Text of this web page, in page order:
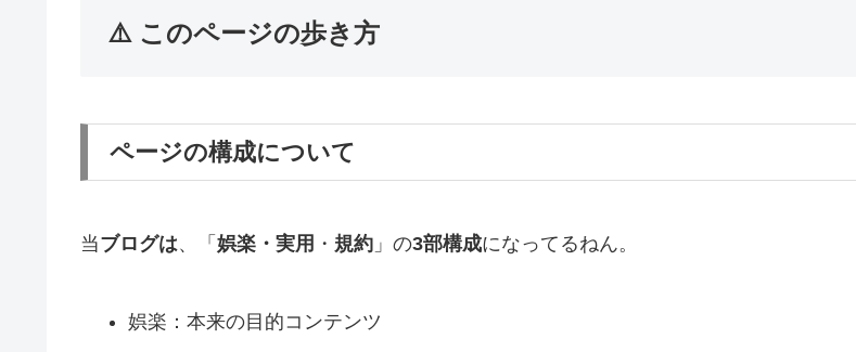
⚠️ このページの歩き方
ページの構成について
当ブログは、「 娯楽・実用 ・ 規約 」の3部構成になってるねん。
娯楽：本来の目的コンテンツ